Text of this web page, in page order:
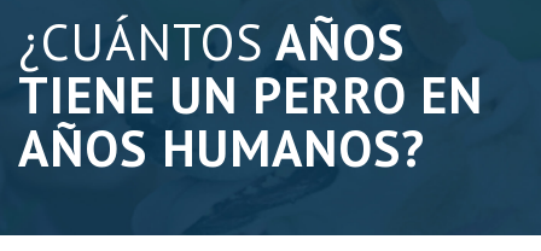
¿CUÁNTOS AÑOS
TIENE UN PERRO EN
AÑOS HUMANOS?